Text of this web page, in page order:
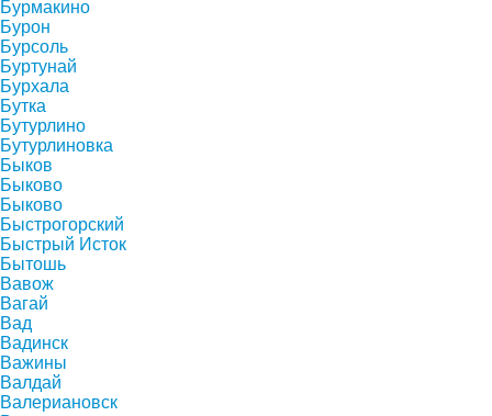
Бурмакино
Бурон
Бурсоль
Буртунай
Бурхала
Бутка
Бутурлино
Бутурлиновка
Быков
Быково
Быково
Быстрогорский
Быстрый Исток
Бытошь
Вавож
Вагай
Вад
Вадинск
Важины
Валдай
Валериановск